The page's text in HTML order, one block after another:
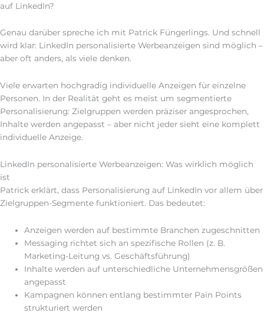
auf LinkedIn?
Genau darüber spreche ich mit Patrick Füngerlings. Und schnell
wird klar: LinkedIn personalisierte Werbeanzeigen sind möglich –
aber oft anders, als viele denken.
Viele erwarten hochgradig individuelle Anzeigen für einzelne
Personen. In der Realität geht es meist um segmentierte
Personalisierung: Zielgruppen werden präziser angesprochen,
Inhalte werden angepasst – aber nicht jeder sieht eine komplett
individuelle Anzeige.
LinkedIn personalisierte Werbeanzeigen: Was wirklich möglich
ist
Patrick erklärt, dass Personalisierung auf LinkedIn vor allem über
Zielgruppen-Segmente funktioniert. Das bedeutet:
Anzeigen werden auf bestimmte Branchen zugeschnitten
Messaging richtet sich an spezifische Rollen (z. B.
Marketing-Leitung vs. Geschäftsführung)
Inhalte werden auf unterschiedliche Unternehmensgrößen
angepasst
Kampagnen können entlang bestimmter Pain Points
strukturiert werden